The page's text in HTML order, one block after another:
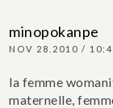
minopokanpe
NOV 28.2010 /
la femme
maternelle,